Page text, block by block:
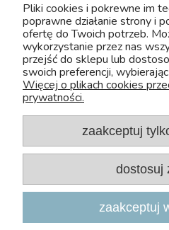
U nas bezpiecznie kupisz leki OTC dla
Wojewódzki Inspektorat Weterynarii z/s
Adres: Kazimierzowska 29 08-110 Siedlce
Tel:+48 25 632 64 59
Fax:+48 25 632 55 84
E-mail:wiw@mazowsze.wiw.gov.pl
www:http://www.wiw.mazowsze.pl/
NIP: 5241075829
sklep@zoo-aquos.pl
tel.+48 607 325 525
ul. Nieszawska 4A, 03-382 Warszawa
Pliki cookies i pokrewne im
poprawne działanie strony i
ofertę do Twoich potrzeb.
wykorzystanie przez nas
przejść do sklepu lub
swoich preferencji,
Więcej o plikach cookies
prywatności.
zaakceptuj
dostosuj
zaakceptuj